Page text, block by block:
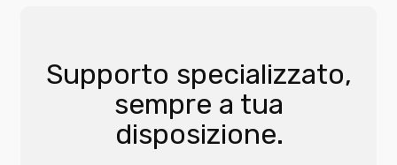
Supporto specializzato,
sempre a tua
disposizione.